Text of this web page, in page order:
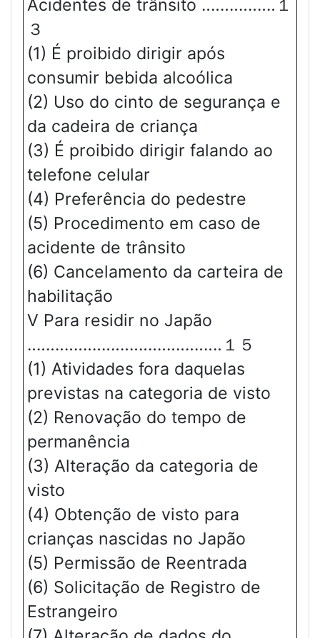
Acidentes de trânsito ‥‥‥‥‥‥‥‥１
３
(1) É proibido dirigir após
consumir bebida alcoólica
(2) Uso do cinto de segurança e
da cadeira de criança
(3) É proibido dirigir falando ao
telefone celular
(4) Preferência do pedestre
(5) Procedimento em caso de
acidente de trânsito
(6) Cancelamento da carteira de
habilitação
Ⅴ Para residir no Japão
‥‥‥‥‥‥‥‥‥‥‥‥‥‥‥‥‥‥‥‥‥１５
(1) Atividades fora daquelas
previstas na categoria de visto
(2) Renovação do tempo de
permanência
(3) Alteração da categoria de
visto
(4) Obtenção de visto para
crianças nascidas no Japão
(5) Permissão de Reentrada
(6) Solicitação de Registro de
Estrangeiro